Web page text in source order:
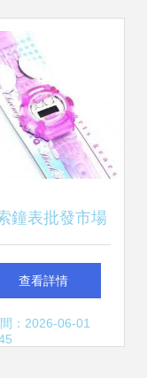
鐘表批發市場
居計時到潮流
表的世界工廠
查看詳情
：2026-06-01